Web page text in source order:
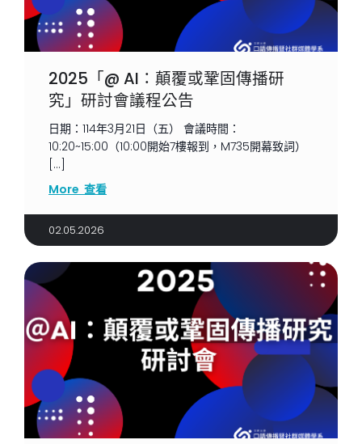
2025「@ AI：顛覆或鞏固傳播研
究」研討會議程公告
日期：114年3月21日（五） 會議時間：
10:20~15:00（10:00開始7樓報到，M735開幕致詞）
[…]
More 查看
02.05.2026